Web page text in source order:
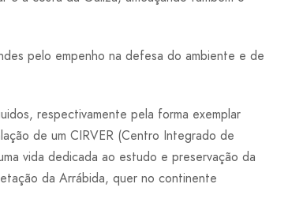
pelo empenho na defesa do ambiente e de
respectivamente pela forma exemplar
de um CIRVER (Centro Integrado de
vida dedicada ao estudo e preservação da
da Arrábida, quer no continente